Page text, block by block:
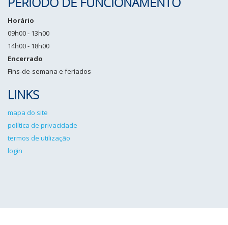
Horário
09h00 - 13h00
14h00 - 18h00
Encerrado
Fins-de-semana e feriados
LINKS
mapa do site
política de privacidade
termos de utilização
login